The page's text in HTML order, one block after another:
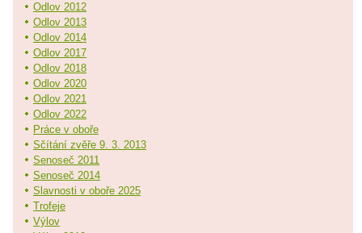
Odlov 2012
Odlov 2013
Odlov 2014
Odlov 2017
Odlov 2018
Odlov 2020
Odlov 2021
Odlov 2022
Práce v oboře
Sčítání zvěře 9. 3. 2013
Senoseč 2011
Senoseč 2014
Slavnosti v oboře 2025
Trofeje
Výlov